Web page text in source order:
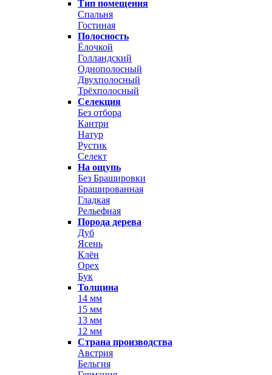
Тип помещения
Спальня
Гостиная
Полосность
Ёлочкой
Голландский
Однополосный
Двухполосный
Трёхполосный
Селекция
Без отбора
Кантри
Натур
Рустик
Селект
На ощупь
Без Брашировки
Брашированная
Гладкая
Рельефная
Порода дерева
Дуб
Ясень
Клён
Орех
Бук
Толщина
14 мм
15 мм
13 мм
12 мм
Страна производства
Австрия
Бельгия